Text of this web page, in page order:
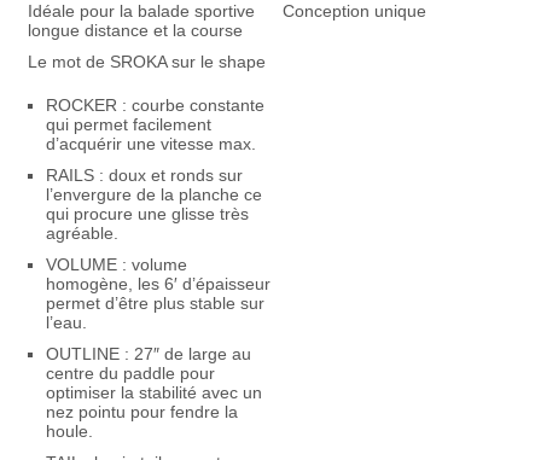
Idéale pour la balade sportive
longue distance et la course
Le mot de SROKA sur le shape
ROCKER : courbe constante
qui permet facilement
d’acquérir une vitesse max.
RAILS : doux et ronds sur
l’envergure de la planche ce
qui procure une glisse très
agréable.
VOLUME : volume
homogène, les 6′ d’épaisseur
permet d’être plus stable sur
l’eau.
OUTLINE : 27″ de large au
centre du paddle pour
optimiser la stabilité avec un
nez pointu pour fendre la
houle.
Conception unique